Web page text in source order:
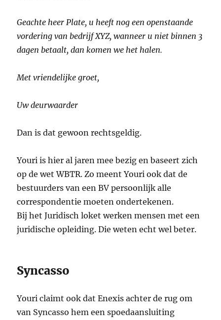
Geachte heer Plate, u heeft nog een openstaande
vordering van bedrijf XYZ, wanneer u niet binnen 3
dagen betaalt, dan komen we het halen.
Met vriendelijke groet,
Uw deurwaarder
Dan is dat gewoon rechtsgeldig.
Youri is hier al jaren mee bezig en baseert zich
op de wet WBTR. Zo meent Youri ook dat de
bestuurders van een BV persoonlijk alle
correspondentie moeten ondertekenen.
Bij het Juridisch loket werken mensen met een
juridische opleiding. Die weten echt wel beter.
Syncasso
Youri claimt ook dat Enexis achter de rug om
van Syncasso hem een spoedaansluiting